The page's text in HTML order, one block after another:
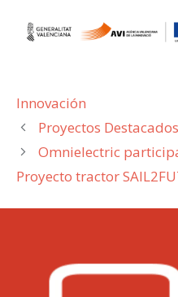
Categorías
Innovación
Proyectos
Omnielectric
Proyecto tractor